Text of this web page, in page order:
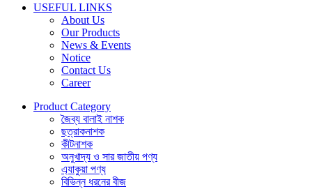
USEFUL LINKS
About Us
Our Products
News & Events
Notice
Contact Us
Career
Product Category
জৈব্য বালাই নাশক
ছত্রাকনাশক
কীটনাশক
অনুখাদ্য ও সার জাতীয় পণ্য
এ্যাকুয়া পণ্য
বিভিন্ন ধরনের বীজ